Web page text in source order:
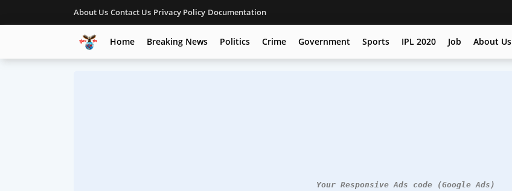
About Us Contact Us Privacy Policy Documentation
Home Breaking News Politics Crime Government Sports IPL 2020 Job About Us
Your Responsive Ads code (Google Ads)